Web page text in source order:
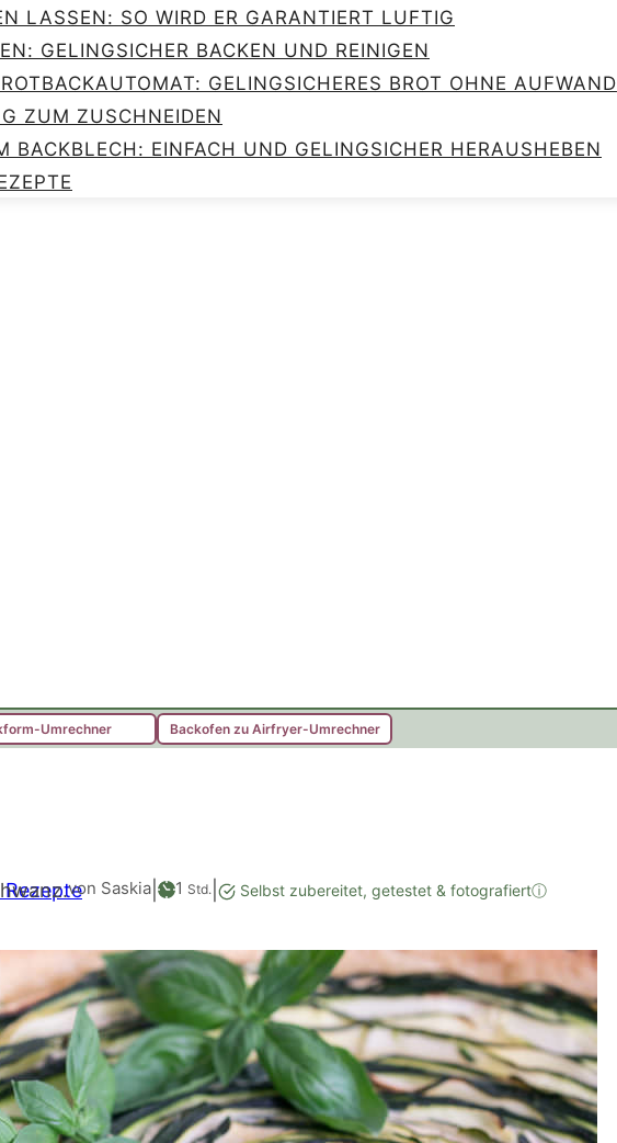
LASSEN: SO WIRD ER GARANTIERT LUFTIG
GELINGSICHER BACKEN UND REINIGEN
GELINGSICHERES BROT OHNE AUFWAND
ZUM ZUSCHNEIDEN
EINFACH UND GELINGSICHER HERAUSHEBEN
Umrechner Backofen zu Airfryer-Umrechner
von Saskia 1 Stunde
Std. Selbst zubereitet, getestet & fotografiertⓘ